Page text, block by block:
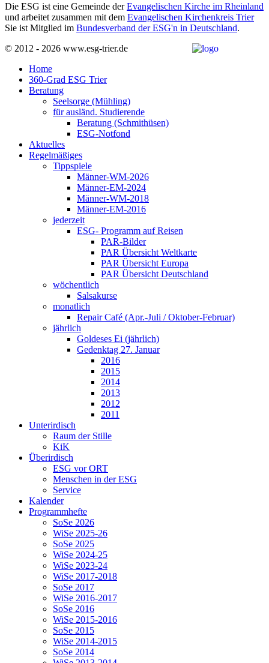
Die ESG ist eine Gemeinde derEvangelischen Kirche im Rheinland
und arbeitet zusammen mit dem Evangelischen Kirchenkreis Trier
Sie ist Mitglied im Bundesverband der ESG'n in Deutschland.
© 2012 - 2026 www.esg-trier.de
Home
360-Grad ESG Trier
Beratung
Seelsorge (Mühling)
für ausländ. Studierende
Beratung (Schmithüsen)
ESG-Notfond
Aktuelles
Regelmäßiges
Tippspiele
Männer-WM-2026
Männer-EM-2024
Männer-WM-2018
Männer-EM-2016
jederzeit
ESG- Programm auf Reisen
PAR-Bilder
PAR Übersicht Weltkarte
PAR Übersicht Europa
PAR Übersicht Deutschland
wöchentlich
Salsakurse
monatlich
Repair Café (Apr.-Juli / Oktober-Februar)
jährlich
Goldeses Ei (jährlich)
Gedenktag 27. Januar
2016
2015
2014
2013
2012
2011
Unterirdisch
Raum der Stille
KiK
Überirdisch
ESG vor ORT
Menschen in der ESG
Service
Kalender
Programmhefte
SoSe 2026
WiSe 2025-26
SoSe 2025
WiSe 2024-25
WiSe 2023-24
WiSe 2017-2018
SoSe 2017
WiSe 2016-2017
SoSe 2016
WiSe 2015-2016
SoSe 2015
WiSe 2014-2015
SoSe 2014